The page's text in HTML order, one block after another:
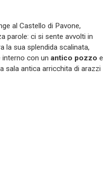
al Castello di Pavone,
parole: ci si sente avvolti in
la sua splendida scalinata,
con un antico pozzo e
sala antica arricchita di arazzi